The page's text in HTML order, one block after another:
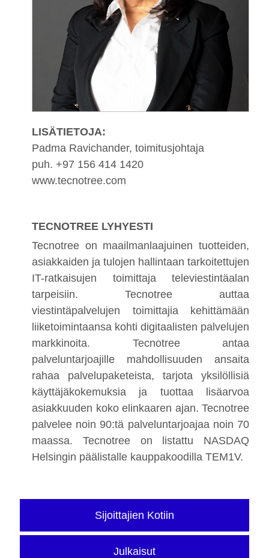
Sijoittajien Kotiin
Julkaisut
LISÄTIETOJA:
Padma Ravichander, toimitusjohtaja
puh. +97 156 414 1420
www.tecnotree.com
TECNOTREE LYHYESTI
Tecnotree on maailmanlaajuinen tuotteiden,
asiakkaiden ja tulojen hallintaan tarkoitettujen
IT-ratkaisujen toimittaja televiestintäalan
tarpeisiin. Tecnotree auttaa
viestintäpalvelujen toimittajia kehittämään
liiketoimintaansa kohti digitaalisten palvelujen
markkinoita. Tecnotree antaa
palveluntarjoajille mahdollisuuden ansaita
rahaa palvelupaketeista, tarjota yksilöllisiä
käyttäjäkokemuksia ja tuottaa lisäarvoa
asiakkuuden koko elinkaaren ajan. Tecnotree
palvelee noin 90:tä palveluntarjoajaa noin 70
maassa. Tecnotree on listattu NASDAQ
Helsingin päälistalle kauppakoodilla TEM1V.